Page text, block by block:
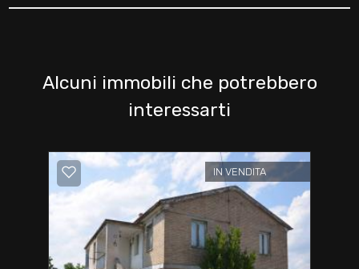
Alcuni immobili che potrebbero
interessarti
IN VENDITA